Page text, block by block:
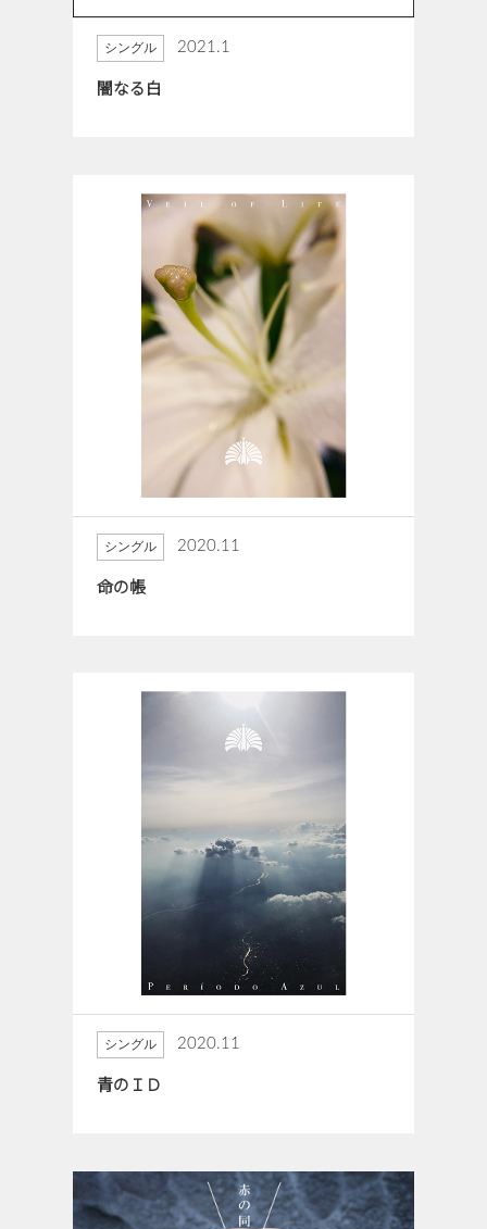
シングル 2021.1
闇なる白
シングル 2020.11
命の帳
シングル 2020.11
青のＩＤ